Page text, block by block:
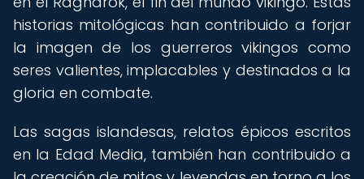
historias mitológicas han contribuido a forjar
la imagen de los guerreros vikingos como
seres valientes, implacables y destinados a la
gloria en combate.
Las sagas islandesas, relatos épicos escritos
en la Edad Media, también han contribuido a